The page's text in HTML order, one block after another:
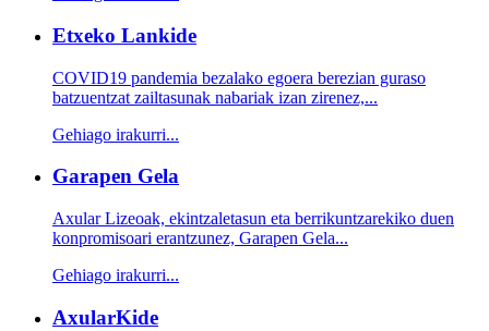
Etxeko Lankide
COVID19 pandemia bezalako egoera berezian guraso
batzuentzat zailtasunak nabariak izan zirenez,...
Gehiago irakurri...
Garapen Gela
Axular Lizeoak, ekintzaletasun eta berrikuntzarekiko duen
konpromisoari erantzunez, Garapen Gela...
Gehiago irakurri...
AxularKide